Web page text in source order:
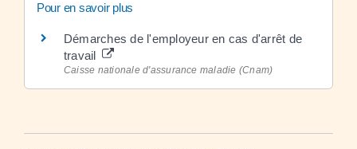
Pour en savoir plus
Démarches de l'employeur en cas d'arrêt de
travail
Caisse nationale d'assurance maladie (Cnam)